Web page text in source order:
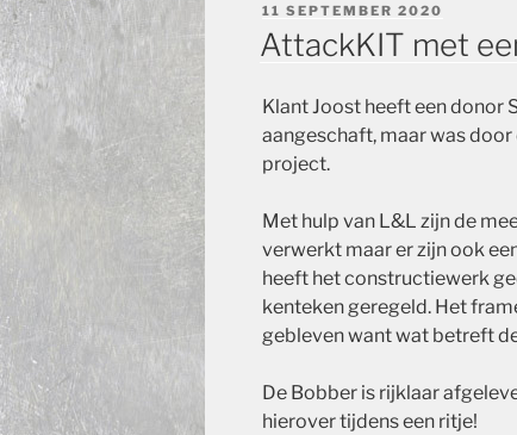
GEPLAATST
OP
11 SEPTEMBER 2020
AttackKIT met
Klant Joost heeft een
aangeschaft, maar was
project.
Met hulp van L&L zijn de
verwerkt maar er zijn ook
heeft het constructiewerk
kenteken geregeld. Het
gebleven want wat betreft
De Bobber is rijklaar
hierover tijdens een ritje!